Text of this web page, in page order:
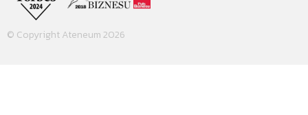
© Copyright Ateneum 2026